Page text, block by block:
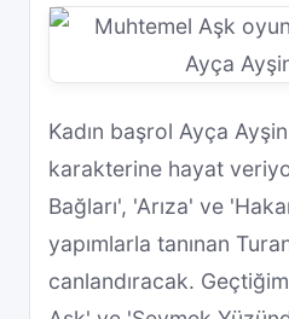
Kadın başrol Ayça
karakterine hayat
Bağları', 'Arıza' ve
yapımlarla tanınan
canlandıracak.